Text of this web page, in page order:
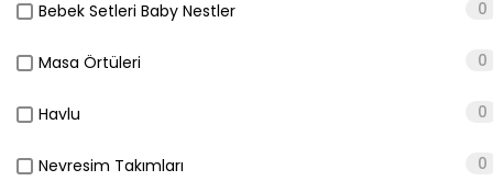
Bebek Setleri Baby Nestler 0
Masa Örtüleri 0
Havlu 0
Nevresim Takımları 0